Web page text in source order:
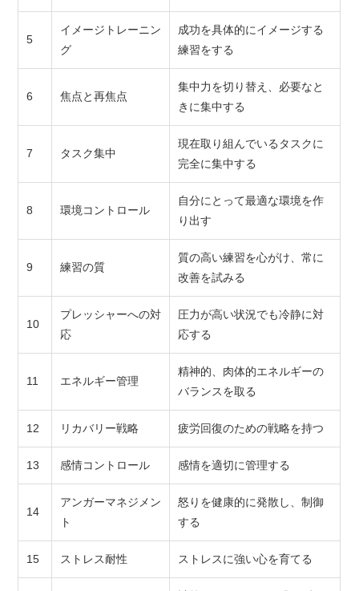
5
イメージトレーニン
グ
成功を具体的にイメージする
練習をする
6 焦点と再焦点
集中力を切り替え、必要なと
きに集中する
7 タスク集中
現在取り組んでいるタスクに
完全に集中する
8 環境コントロール
自分にとって最適な環境を作
り出す
9 練習の質
質の高い練習を心がけ、常に
改善を試みる
10
プレッシャーへの対
応
圧力が高い状況でも冷静に対
応する
11 エネルギー管理
精神的、肉体的エネルギーの
バランスを取る
12 リカバリー戦略 疲労回復のための戦略を持つ
13 感情コントロール 感情を適切に管理する
14
アンガーマネジメン
ト
怒りを健康的に発散し、制御
する
15 ストレス耐性 ストレスに強い心を育てる